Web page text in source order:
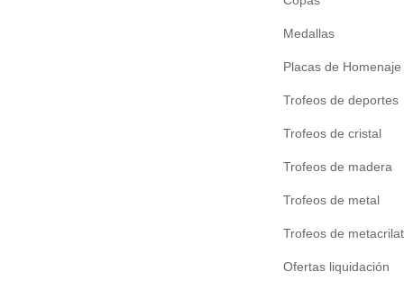
Medallas
Placas de Homenaje
Trofeos de deportes
Trofeos de cristal
Trofeos de madera
Trofeos de metal
Trofeos de
Ofertas liquidación